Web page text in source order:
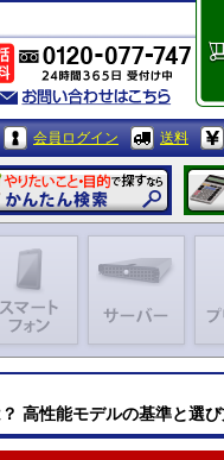
会員ログイン 送料
高性能モデルの基準と選